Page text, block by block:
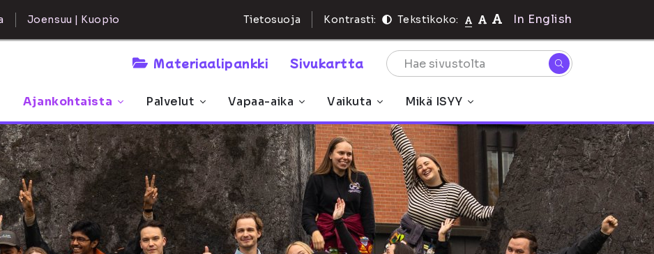
Joensuu | Kuopio Tietosuoja Kontrasti: Tekstikoko: In English
Materiaalipankki Sivukartta
Ajankohtaista Palvelut Vapaa-aika Vaikuta Mikä ISYY